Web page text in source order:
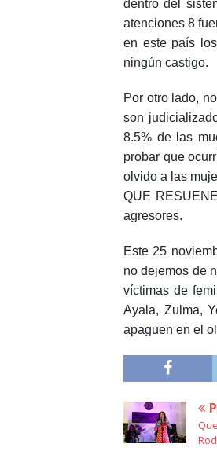
dentro del
atenciones 8
en este país
ningún castigo.
Por otro lado,
son
8.5% de las
probar que
olvido a las
QUE
agresores.
Este 25
no dejemos de
víctimas de
Ayala, Zulma,
apaguen en el